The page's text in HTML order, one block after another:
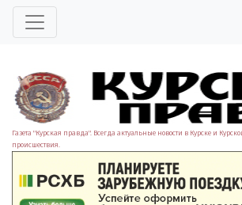
Газета "Курская правда". Всегда актуальные новости в Курске и
происшествия.